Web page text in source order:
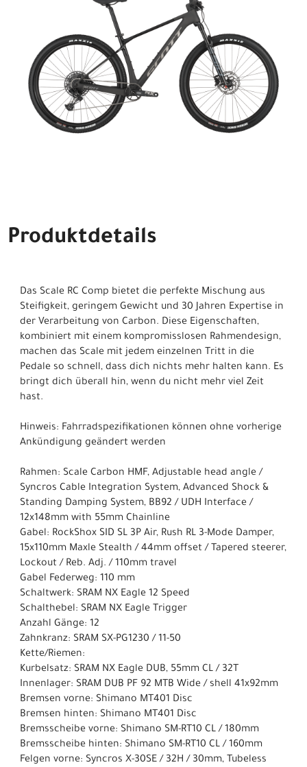
Produktdetails
Das Scale RC Comp bietet die perfekte Mischung aus
Steifigkeit, geringem Gewicht und 30 Jahren Expertise in
der Verarbeitung von Carbon. Diese Eigenschaften,
kombiniert mit einem kompromisslosen Rahmendesign,
machen das Scale mit jedem einzelnen Tritt in die
Pedale so schnell, dass dich nichts mehr halten kann. Es
bringt dich überall hin, wenn du nicht mehr viel Zeit
hast.
Hinweis: Fahrradspezifikationen können ohne vorherige
Ankündigung geändert werden
Rahmen: Scale Carbon HMF, Adjustable head angle /
Syncros Cable Integration System, Advanced Shock &
Standing Damping System, BB92 / UDH Interface /
12x148mm with 55mm Chainline
Gabel: RockShox SID SL 3P Air, Rush RL 3-Mode Damper,
15x110mm Maxle Stealth / 44mm offset / Tapered steerer,
Lockout / Reb. Adj. / 110mm travel
Gabel Federweg: 110 mm
Schaltwerk: SRAM NX Eagle 12 Speed
Schalthebel: SRAM NX Eagle Trigger
Anzahl Gänge: 12
Zahnkranz: SRAM SX-PG1230 / 11-50
Kette/Riemen:
Kurbelsatz: SRAM NX Eagle DUB, 55mm CL / 32T
Innenlager: SRAM DUB PF 92 MTB Wide / shell 41x92mm
Bremsen vorne: Shimano MT401 Disc
Bremsen hinten: Shimano MT401 Disc
Bremsscheibe vorne: Shimano SM-RT10 CL / 180mm
Bremsscheibe hinten: Shimano SM-RT10 CL / 160mm
Felgen vorne: Syncros X-30SE / 32H / 30mm, Tubeless